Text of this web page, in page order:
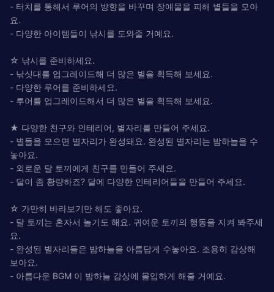
- 터치를 통해서 루어의 방향을 바꾸며 장애물을 피해 별들을 모아
요.
- 다양한 아이템들이 낚시를 도와줄 거예요.
☆ 낚시를 준비하세요.
- 낚싯대를 업그레이드해 더 많은 별을 획득해 보세요.
- 다양한 루어를 준비하세요.
- 루어를 업그레이드해서 더 많은 별을 획득해 보세요.
★ 다양한 친구와 인테리어, 별자리를 만들어 주세요.
- 별들을 모으면 별자리가 완성돼요. 완성된 별자리는 밤하늘을 수
놓아요.
- 외로운 달 토끼에게 친구를 만들어 주세요.
- 달이 좀 황량하죠? 달에 다양한 인테리어들을 만들어 주세요.
☆ 가만히 바라보기만 해도 좋아요.
- 달 토끼는 혼자서 놀기도 해요. 귀여운 토끼의 행동을 지켜 봐주세
요.
- 완성된 별자리들은 밤하늘을 아름답게 수놓아요. 조용히 감상해
보아요.
- 아름다운 BGM 이 밤하늘 감상에 몰입하게 해줄 거예요.